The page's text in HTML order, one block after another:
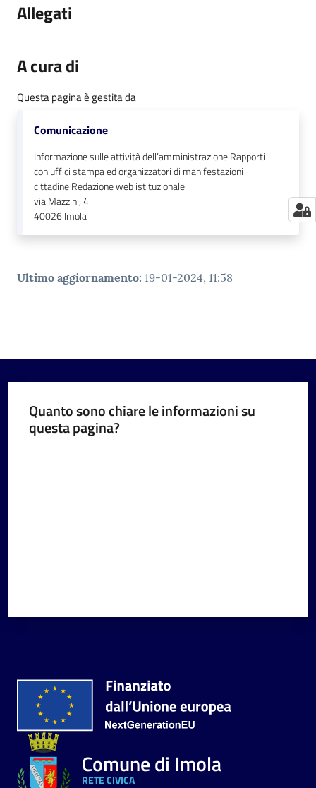
Allegati
A cura di
Questa pagina è gestita da
Comunicazione
Informazione sulle attività dell’amministrazione Rapporti
con uffici stampa ed organizzatori di manifestazioni
cittadine Redazione web istituzionale
via Mazzini, 4
40026Imola
Ultimo aggiornamento: 19-01-2024, 11:58
Quanto sono chiare le informazioni su
questa pagina?
Comune di Imola
RETE CIVICA